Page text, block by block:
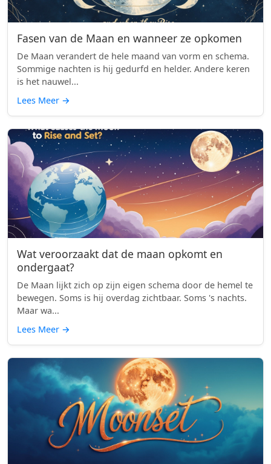
Fasen van de Maan en wanneer ze opkomen
De Maan verandert de hele maand van vorm en schema.
Sommige nachten is hij gedurfd en helder. Andere keren
is het nauwel...
Lees Meer →
Wat veroorzaakt dat de maan opkomt en
ondergaat?
De Maan lijkt zich op zijn eigen schema door de hemel te
bewegen. Soms is hij overdag zichtbaar. Soms 's nachts.
Maar wa...
Lees Meer →